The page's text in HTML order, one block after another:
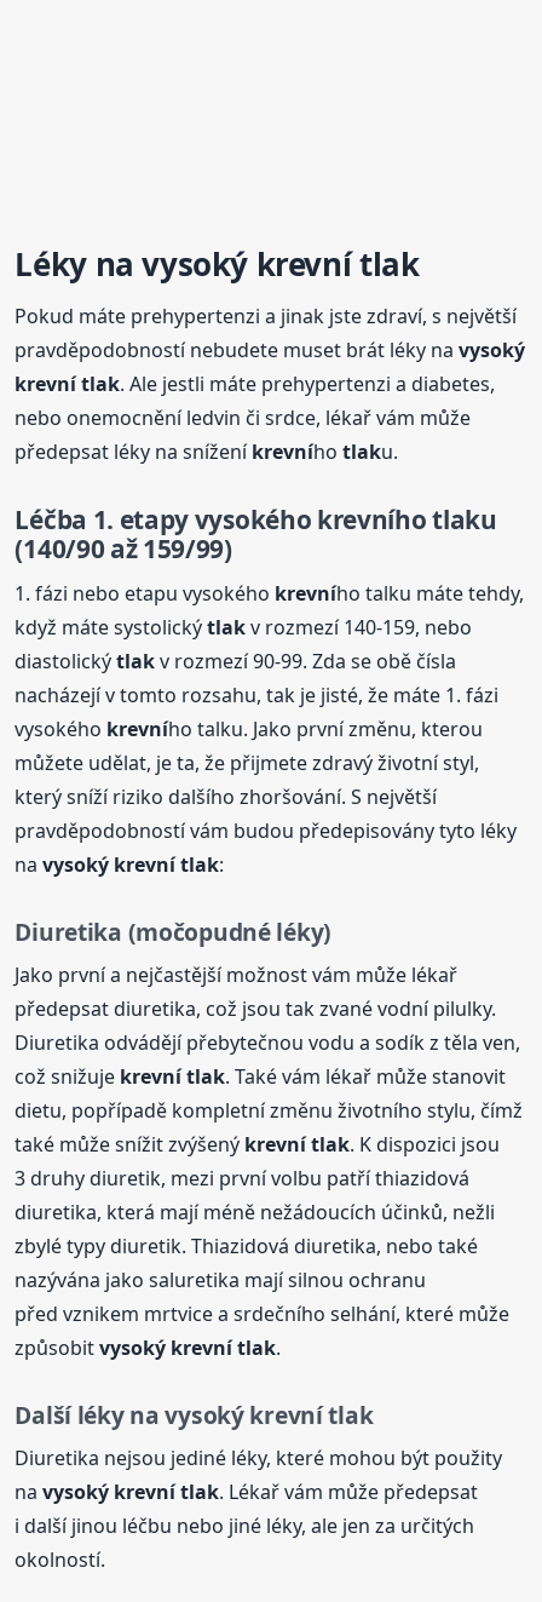
Léky navysoký krevnítlak
Pokud máte prehypertenzi a jinak jste zdraví, s největší
pravděpodobností nebudete muset brát léky navysoký
krevnítlak. Ale jestli máte prehypertenzi a diabetes,
nebo onemocnění ledvin či srdce, lékař vám může
předepsat léky na sníženíkrevníhotlaku.
Léčba 1. etapy vysokého krevníhotlaku
(140/90 až 159/99)
1. fázi nebo etapu vysokého krevního talku máte tehdy,
když máte systolickýtlakv rozmezí 140-159, nebo
diastolickýtlakv rozmezí 90-99. Zda se obě čísla
nacházejí v tomto rozsahu, tak je jisté, že máte 1. fázi
vysokého krevního talku. Jako první změnu, kterou
můžete udělat, je ta, že přijmete zdravý životní styl,
který sníží riziko dalšího zhoršování. S největší
pravděpodobností vám budou předepisovány tyto léky
navysoký krevnítlak:
Diuretika (močopudné léky)
Jako první a nejčastější možnost vám může lékař
předepsat diuretika, což jsou tak zvané vodní pilulky.
Diuretika odvádějí přebytečnou vodu a sodík z těla ven,
což snižuje krevnítlak. Také vám lékař může stanovit
dietu, popřípadě kompletní změnu životního stylu, čímž
také může snížit zvýšený krevnítlak. K dispozici jsou
3 druhy diuretik, mezi první volbu patří thiazidová
diuretika, která mají méně nežádoucích účinků, nežli
zbylé typy diuretik. Thiazidová diuretika, nebo také
nazývána jako saluretika mají silnou ochranu
před vznikem mrtvice a srdečního selhání, které může
způsobitvysoký krevnítlak.
Další léky navysokýkrevnítlak
Diuretika nejsou jediné léky, které mohou být použity
navysoký krevnítlak. Lékař vám může předepsat
i další jinou léčbu nebo jiné léky, ale jen za určitých
okolností.